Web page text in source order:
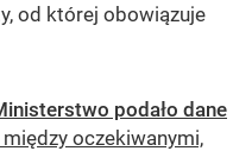
od której obowiązuje
podało dane
oczekiwanymi,